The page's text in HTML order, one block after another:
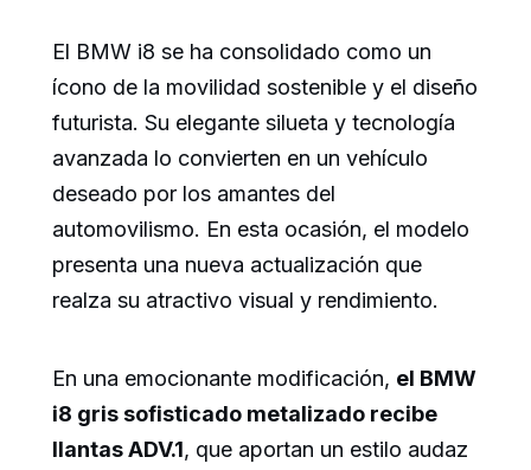
El BMW i8 se ha consolidado como un
ícono de la movilidad sostenible y el diseño
futurista. Su elegante silueta y tecnología
avanzada lo convierten en un vehículo
deseado por los amantes del
automovilismo. En esta ocasión, el modelo
presenta una nueva actualización que
realza su atractivo visual y rendimiento.
En una emocionante modificación, el BMW
i8 gris sofisticado metalizado recibe
llantas ADV.1, que aportan un estilo audaz